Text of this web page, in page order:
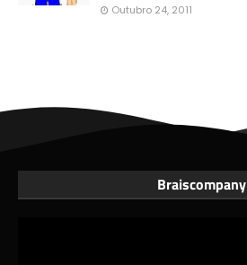
Outubro 24, 2011
Braiscompany